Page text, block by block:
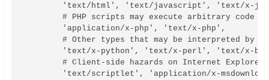
'text/html', 'text/javascript', 'text/x-
# PHP scripts may execute arbitrary code on
'application/x-php', 'text/x-php',
# Other types that may be interpreted by
'text/x-python', 'text/x-perl', 'text/x-
# Client-side hazards on Internet Explorer
'text/scriptlet', 'application/x-